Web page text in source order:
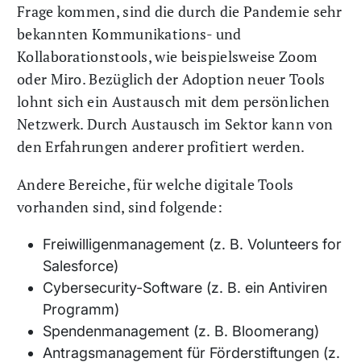
Frage kommen, sind die durch die Pandemie sehr
bekannten Kommunikations- und
Kollaborationstools, wie beispielsweise Zoom
oder Miro. Bezüglich der Adoption neuer Tools
lohnt sich ein Austausch mit dem persönlichen
Netzwerk. Durch Austausch im Sektor kann von
den Erfahrungen anderer profitiert werden.
Andere Bereiche, für welche digitale Tools
vorhanden sind, sind folgende:
Freiwilligenmanagement (z. B. Volunteers for
Salesforce)
Cybersecurity-Software (z. B. ein Antiviren
Programm)
Spendenmanagement (z. B. Bloomerang)
Antragsmanagement für Förderstiftungen (z.